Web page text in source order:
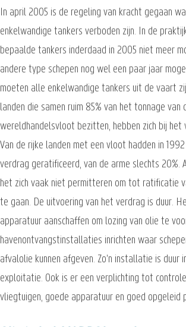
In april 2005 is de regeling van kracht gegaan
enkelwandige tankers verboden zijn. In de
bepaalde tankers inderdaad in 2005 niet meer
andere type schepen nog wel een paar jaar
moeten alle enkelwandige tankers uit de vaart
landen die samen ruim 85% van het tonnage van
wereldhandelsvloot bezitten, hebben zich bij het
Van de rijke landen met een vloot hadden in
verdrag geratificeerd, van de arme slechts 20%.
het zich vaak niet permitteren om tot ratificatie
te gaan. De uitvoering van het verdrag is duur.
apparatuur aanschaffen om lozing van olie te
havenontvangstinstallaties inrichten waar
afvalolie kunnen afgeven. Zo'n installatie is duur
exploitatie. Ook is er een verplichting tot
vliegtuigen, goede apparatuur en goed opgeleid